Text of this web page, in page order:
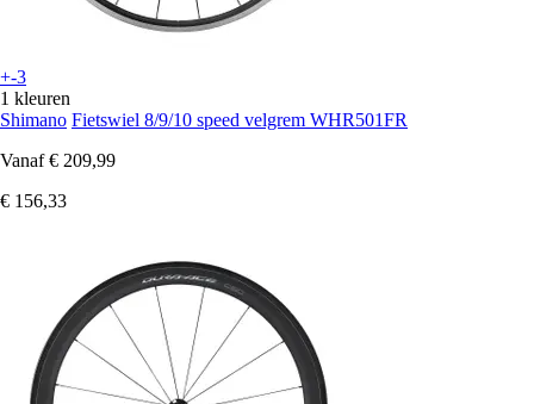
+-3
1 kleuren
Shimano Fietswiel 8/9/10 speed velgrem WHR501FR
Vanaf € 209,99
€ 156,33